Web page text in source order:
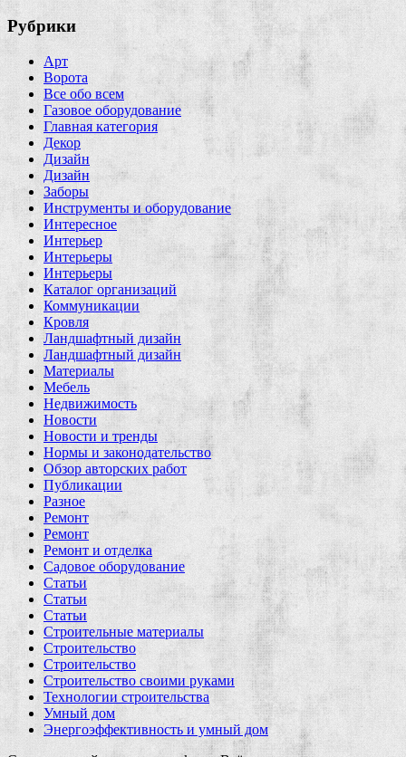
Рубрики
Арт
Ворота
Все обо всем
Газовое оборудование
Главная категория
Декор
Дизайн
Дизайн
Заборы
Инструменты и оборудование
Интересное
Интерьер
Интерьеры
Интерьеры
Каталог организаций
Коммуникации
Кровля
Ландшафтный дизайн
Ландшафтный дизайн
Материалы
Мебель
Недвижимость
Новости
Новости и тренды
Нормы и законодательство
Обзор авторских работ
Публикации
Разное
Ремонт
Ремонт
Ремонт и отделка
Садовое оборудование
Статьи
Статьи
Статьи
Строительные материалы
Строительство
Строительство
Строительство своими руками
Технологии строительства
Умный дом
Энергоэффективность и умный дом